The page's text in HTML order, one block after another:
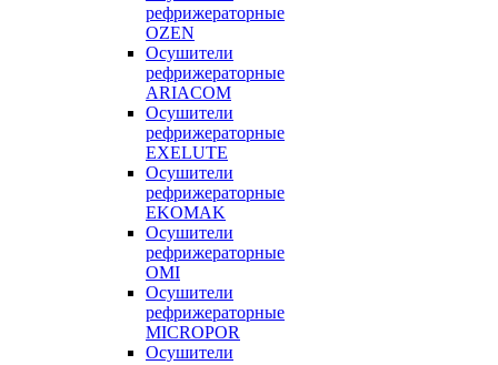
рефрижераторные
OZEN
Осушители
рефрижераторные
ARIACOM
Осушители
рефрижераторные
EXELUTE
Осушители
рефрижераторные
EKOMAK
Осушители
рефрижераторные
OMI
Осушители
рефрижераторные
MICROPOR
Осушители